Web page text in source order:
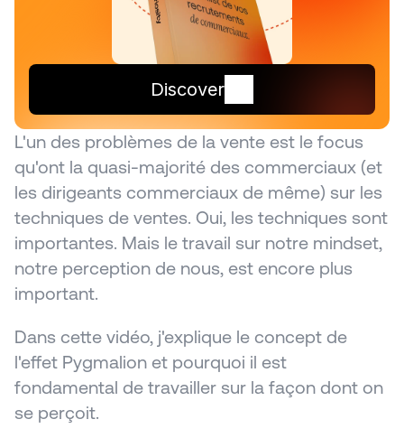
Discover
L'un des problèmes de la vente est le focus
qu'ont la quasi-majorité des commerciaux (et
les dirigeants commerciaux de même) sur les
techniques de ventes. Oui, les techniques sont
importantes. Mais le travail sur notre mindset,
notre perception de nous, est encore plus
important.
Dans cette vidéo, j'explique le concept de
l'effet Pygmalion et pourquoi il est
fondamental de travailler sur la façon dont on
se perçoit.